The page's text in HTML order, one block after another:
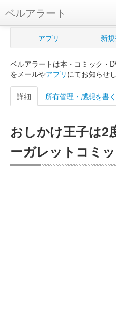
ベルアラート
ベルアラートとは
新規登録
ログイン
購入管理
Myシェルフ
アプリ 新
ベルアラートは本・コミック・
をメールやアプリ にてお知らせ
詳細 所有管理・感想を書く
おしかけ王子は2
ーガレットコミ